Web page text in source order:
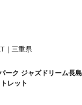
｜三重県
ーク ジャズドリーム長島
レット